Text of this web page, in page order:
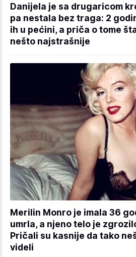
Danijela je sa drugaricom
pa nestala bez traga: 2
ih u pećini, a priča o tome
nešto najstrašnije
Merilin Monro je imala 36
umrla, a njeno telo je
Pričali su kasnije da tako
videli